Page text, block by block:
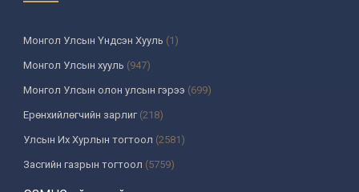
Монгол Улсын Үндсэн Хууль (1)
Монгол Улсын хууль (947)
Монгол Улсын олон улсын гэрээ (699)
Ерөнхийлөгчийн зарлиг(218)
Улсын Их Хурлын тогтоол (2581)
Засгийн газрын тогтоол (5759)
Үндсэн хуулийн цэцийн шийдвэр